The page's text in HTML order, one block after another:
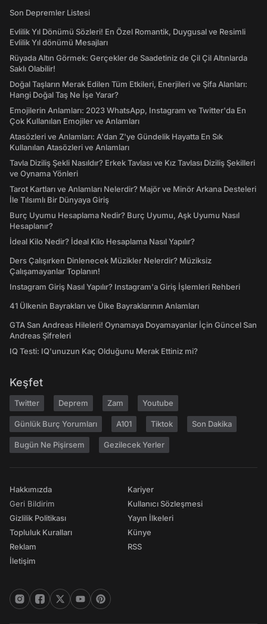
Son Depremler Listesi
Evlilik Yıl Dönümü Sözleri! En Özel Romantik, Duygusal ve Resimli
Evlilik Yıl dönümü Mesajları
Rüyada Altın Görmek: Gerçekler de Saadetiniz de Çil Çil Altınlarda
Saklı Olabilir!
Doğal Taşların Merak Edilen Tüm Etkileri, Enerjileri ve Şifa Alanları:
Hangi Doğal Taş Ne İşe Yarar?
Emojilerin Anlamları: 2023 WhatsApp, Instagram ve Twitter'da En
Çok Kullanılan Emojiler ve Anlamları
Atasözleri ve Anlamları: A'dan Z'ye Gündelik Hayatta En Sık
Kullanılan Atasözleri ve Anlamları
Tavla Diziliş Şekli Nasıldır? Erkek Tavlası ve Kız Tavlası Diziliş Şekilleri
ve Oynama Yönleri
Tarot Kartları ve Anlamları Nelerdir? Majör ve Minör Arkana Desteleri
İle Tılsımlı Bir Dünyaya Giriş
Burç Uyumu Hesaplama Nedir? Burç Uyumu, Aşk Uyumu Nasıl
Hesaplanır?
İdeal Kilo Nedir? İdeal Kilo Hesaplama Nasıl Yapılır?
Ders Çalışırken Dinlenecek Müzikler Nelerdir? Müziksiz
Çalışamayanlar Toplanın!
Instagram Giriş Nasıl Yapılır? Instagram'a Giriş İşlemleri Rehberi
41 Ülkenin Bayrakları ve Ülke Bayraklarının Anlamları
GTA San Andreas Hileleri! Oynamaya Doyamayanlar İçin Güncel San
Andreas Şifreleri
IQ Testi: IQ'unuzun Kaç Olduğunu Merak Ettiniz mi?
Keşfet
Twitter Deprem Zam Youtube
Günlük Burç Yorumları A101 Tiktok Son Dakika
Bugün Ne Pişirsem Gezilecek Yerler
Hakkımızda
Geri Bildirim
Gizlilik Politikası
Topluluk Kuralları
Reklam
İletişim
Kariyer
Kullanıcı Sözleşmesi
Yayın İlkeleri
Künye
RSS